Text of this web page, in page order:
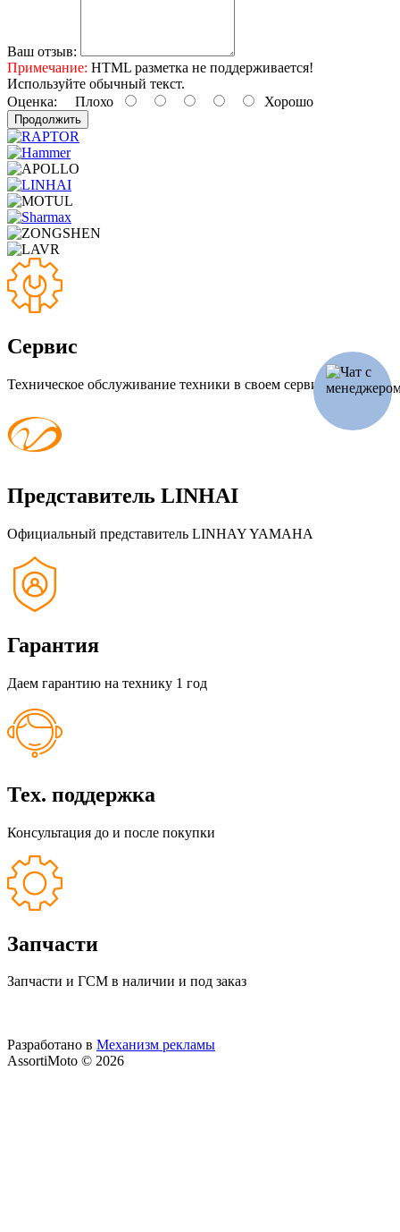
Ваш отзыв:
Примечание: HTML разметка не поддерживается!
Используйте обычный текст.
Оценка: Плохо Хорошо
Продолжить
Сервис
Техническое обслуживание техники в своем сервисе
Представитель LINHAI
Официальный представитель LINHAY YAMAHA
Гарантия
Даем гарантию на технику 1 год
Тех. поддержка
Консультация до и после покупки
Запчасти
Запчасти и ГСМ в наличии и под заказ
Разработано в Механизм рекламы
AssortiMoto © 2026